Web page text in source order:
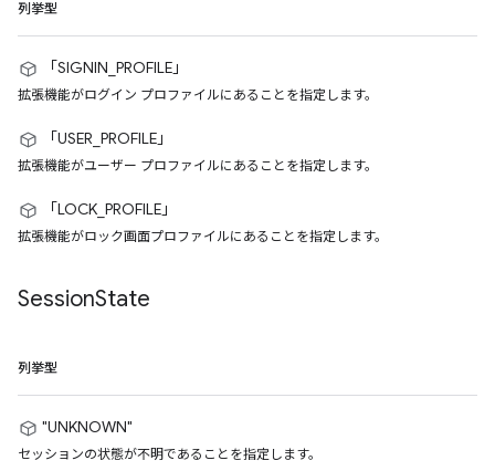
列挙型
「SIGNIN_PROFILE」
拡張機能がログイン プロファイルにあることを指定します。
「USER_PROFILE」
拡張機能がユーザー プロファイルにあることを指定します。
「LOCK_PROFILE」
拡張機能がロック画面プロファイルにあることを指定します。
SessionState
列挙型
"UNKNOWN"
セッションの状態が不明であることを指定します。